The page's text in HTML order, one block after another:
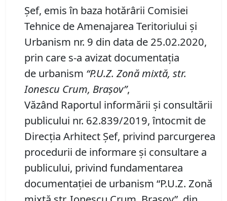
Şef, emis în baza hotărârii Comisiei
Tehnice de Amenajarea Teritoriului şi
Urbanism nr. 9 din data de 25.02.2020,
prin care s-a avizat documentaţia
de urbanism “P.U.Z. Zonă mixtă, str.
Ionescu Crum, Braşov”,
Văzând Raportul informării şi consultării
publicului nr. 62.839/2019, întocmit de
Direcţia Arhitect Şef, privind parcurgerea
procedurii de informare şi consultare a
publicului, privind fundamentarea
documentaţiei de urbanism “P.U.Z. Zonă